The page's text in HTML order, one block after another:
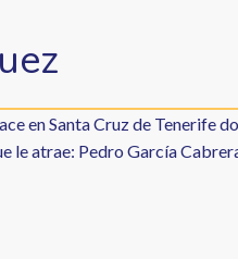
en Santa Cruz de Tenerife
le atrae: Pedro García